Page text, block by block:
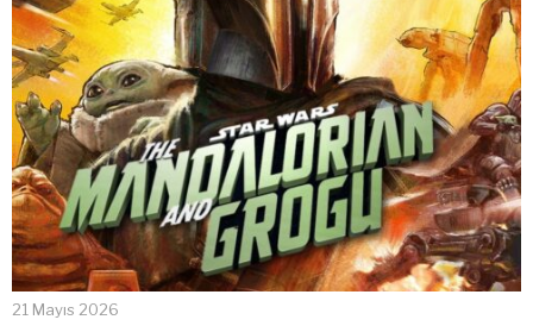
21 Mayıs 2026